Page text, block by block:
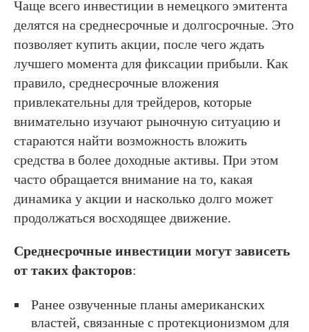
Чаще всего инвестиции в немецкого эмитента
делятся на среднесрочные и долгосрочные. Это
позволяет купить акции, после чего ждать
лучшего момента для фиксации прибыли. Как
правило, среднесрочные вложения
привлекательны для трейдеров, которые
внимательно изучают рыночную ситуацию и
стараются найти возможность вложить
средства в более доходные активы. При этом
часто обращается внимание на то, какая
динамика у акции и насколько долго может
продолжаться восходящее движение.
Среднесрочные инвестиции могут зависеть
от таких факторов:
Ранее озвученные планы американских
властей, связанные с протекционизмом для